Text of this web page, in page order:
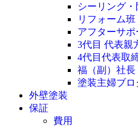
シーリング
リフォーム
アフターサ
3代目 代表親
4代目代表取
福（副）社長
塗装主婦ブロ
外壁塗装
保証
費用